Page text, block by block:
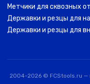
Метчики для сквозных
Державки и резцы для
Державки и резцы для
2004-2026 © FCStools.ru —